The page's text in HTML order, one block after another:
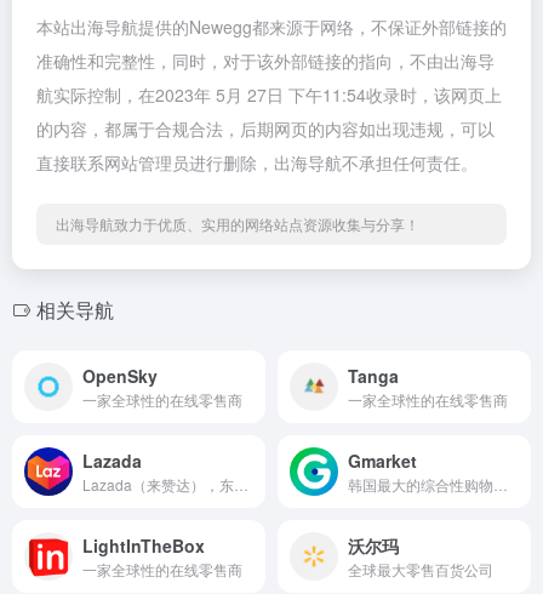
本站出海导航提供的Newegg都来源于网络，不保证外部链接的
准确性和完整性，同时，对于该外部链接的指向，不由出海导
航实际控制，在2023年 5月 27日 下午11:54收录时，该网页上
的内容，都属于合规合法，后期网页的内容如出现违规，可以
直接联系网站管理员进行删除，出海导航不承担任何责任。
出海导航致力于优质、实用的网络站点资源收集与分享！
相关导航
OpenSky
一家全球性的在线零售商
Tanga
一家全球性的在线零售商
Lazada Gmarket
LightInTheBox
一家全球性的在线零售商
沃尔玛
全球最大零售百货公司